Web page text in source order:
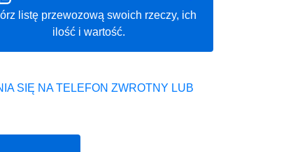
listę przewozową swoich rzeczy, ich
ilość i wartość.
SIĘ NA TELEFON ZWROTNY LUB